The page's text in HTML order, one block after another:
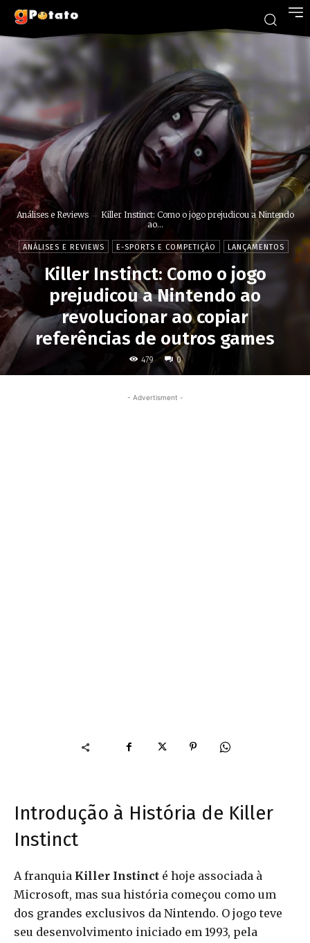
Análises e Reviews
Killer Instinct: Como o jogo prejudicou a Nintendo
ao...
ANÁLISES E REVIEWS E-SPORTS E COMPETIÇÃO LANÇAMENTOS
Killer Instinct: Como o jogo
prejudicou a Nintendo ao
revolucionar ao copiar
referências de outros games
479 0
- Advertisment -
Introdução à História de Killer
Instinct
A franquia Killer Instinct é hoje associada à
Microsoft, mas sua história começou como um
dos grandes exclusivos da Nintendo. O jogo teve
seu desenvolvimento iniciado em 1993, pela